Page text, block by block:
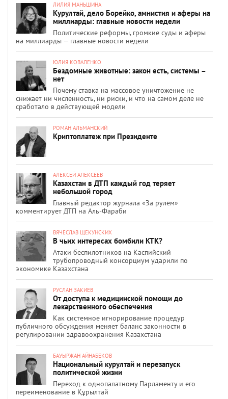
ЛИЛИЯ МАНЬШИНА
Курултай, дело Борейко, амнистия и аферы на
миллиарды: главные новости недели
Политические реформы, громкие суды и аферы
на миллиарды — главные новости недели
ЮЛИЯ КОВАЛЕНКО
Бездомные животные: закон есть, системы –
нет
Почему ставка на массовое уничтожение не
снижает ни численность, ни риски, и что на самом деле не
сработало в действующей модели
РОМАН АЛЬМАНСКИЙ
Криптоплатеж при Президенте
АЛЕКСЕЙ АЛЕКСЕЕВ
Казахстан в ДТП каждый год теряет
небольшой город
Главный редактор журнала «За рулём»
комментирует ДТП на Аль-Фараби
ВЯЧЕСЛАВ ЩЕКУНСКИХ
В чьих интересах бомбили КТК?
Атаки беспилотников на Каспийский
трубопроводный консорциум ударили по
экономике Казахстана
РУСЛАН ЗАКИЕВ
От доступа к медицинской помощи до
лекарственного обеспечения
Как системное игнорирование процедур
публичного обсуждения меняет баланс законности в
регулировании здравоохранения Казахстана
БАУЫРЖАН АЙНАБЕКОВ
Национальный курултай и перезапуск
политической жизни
Переход к однопалатному Парламенту и его
переименование в Құрылтай